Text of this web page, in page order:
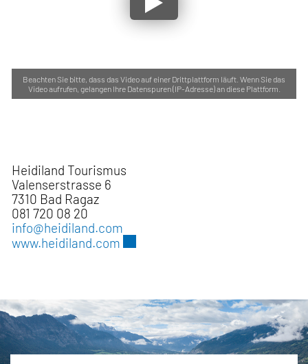
Beachten Sie bitte, dass das Video auf einer Drittplattform läuft. Wenn Sie das
Video aufrufen, gelangen Ihre Datenspuren (IP-Adresse) an diese Plattform.
Heidiland Tourismus
Valenserstrasse 6
7310 Bad Ragaz
081 720 08 20
info@heidiland.com
www.heidiland.com
Fusszeile